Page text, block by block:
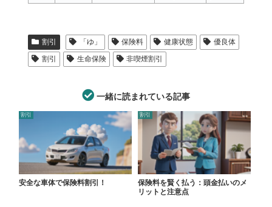
割引 「ゆ」 保険料 健康状態
優良体
割引
生命保険 非喫煙割引
一緒に読まれている記事
割引
安全な車体で保険料割引！
割引
保険料を賢く払う：頭金払いのメ
リットと注意点